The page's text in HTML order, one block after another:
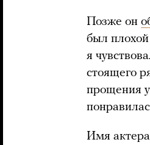
Позже он
был
я
стоящего
прощения
Имя